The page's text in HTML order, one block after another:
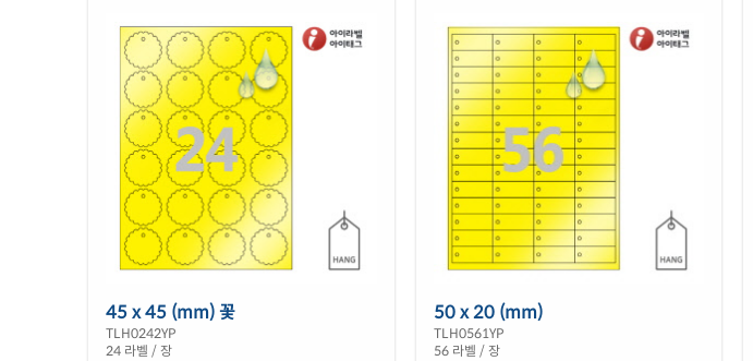
45 x 45 (mm) 꽃
TLH0242YP
24 라벨 / 장
50 x 20 (mm)
TLH0561YP
56 라벨 / 장